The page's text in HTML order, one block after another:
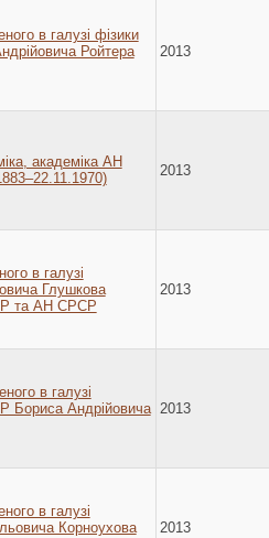
в галузі фізики
Ройтера
2013
академіка АН
2013
в галузі
Глушкова
та АН СРСР
2013
в галузі
Бориса Андрійовича 2013
в галузі
Корноухова
2013